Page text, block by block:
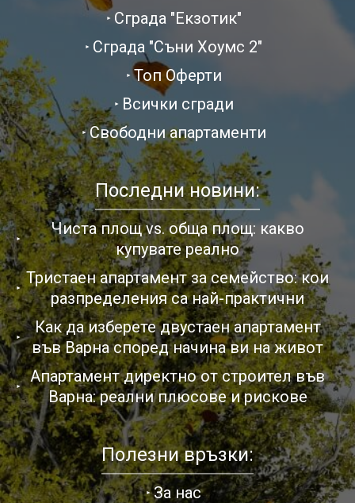
Сграда "Екзотик"
Сграда "Съни Хоумс 2"
Топ Оферти
Всички сгради
Свободни апартаменти
Последни новини:
Чиста площ vs. обща площ: какво
купувате реално
Тристаен апартамент за семейство: кои
разпределения са най-практични
Как да изберете двустаен апартамент
във Варна според начина ви на живот
Апартамент директно от строител във
Варна: реални плюсове и рискове
Полезни връзки:
За нас